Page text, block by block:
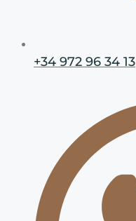
+34 972 96 34 13